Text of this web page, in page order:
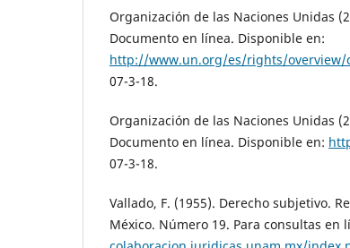
Organización de las Naciones Unidas
Documento en línea. Disponible en:
http://www.un.org/es/rights/overview/
07-3-18.
Organización de las Naciones Unidas
Documento en línea. Disponible en:
07-3-18.
Vallado, F. (1955). Derecho subjetivo.
México. Número 19. Para consultas en